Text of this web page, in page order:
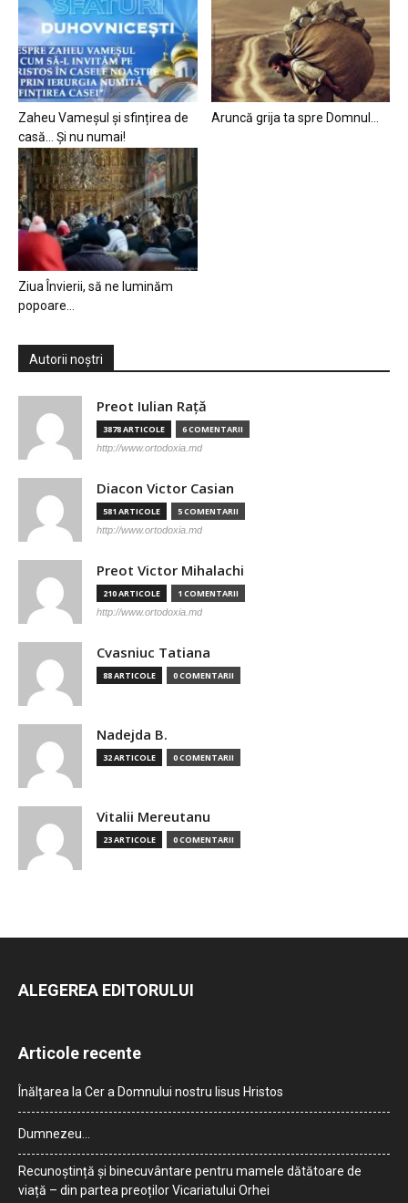
Zaheu Vameșul și sfințirea de
casă… Și nu numai!
Aruncă grija ta spre Domnul…
Ziua Învierii, să ne luminăm
popoare…
Autorii noștri
Preot Iulian Raţă
3878 ARTICOLE 6 COMENTARII
http://www.ortodoxia.md
Diacon Victor Casian
581 ARTICOLE 5 COMENTARII
http://www.ortodoxia.md
Preot Victor Mihalachi
210 ARTICOLE 1 COMENTARII
http://www.ortodoxia.md
Cvasniuc Tatiana
88 ARTICOLE 0 COMENTARII
Nadejda B.
32 ARTICOLE 0 COMENTARII
Vitalii Mereutanu
23 ARTICOLE 0 COMENTARII
ALEGEREA EDITORULUI
Articole recente
Înălțarea la Cer a Domnului nostru Iisus Hristos
Dumnezeu…
Recunoștință și binecuvântare pentru mamele dătătoare de
viață – din partea preoților Vicariatului Orhei